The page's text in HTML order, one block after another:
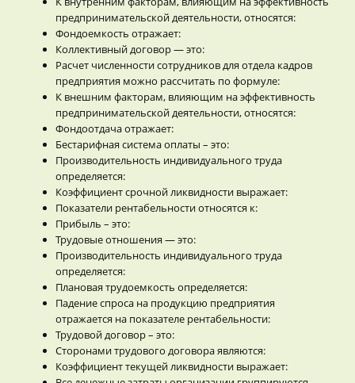
предпринимательской деятельности, относятся:
Фондоемкость отражает:
Коллективный договор — это:
Расчет численности сотрудников для отдела кадров
предприятия можно рассчитать по формуле:
К внешним факторам, влияющим на эффективность
предпринимательской деятельности, относятся:
Фондоотдача отражает:
Бестарифная система оплаты – это:
Производительность индивидуального труда
определяется:
Коэффициент срочной ликвидности выражает:
Показатели рентабельности относятся к:
Прибыль – это:
Трудовые отношения — это:
Производительность индивидуального труда
определяется:
Плановая трудоемкость определяется:
Падение спроса на продукцию предприятия
отражается на показателе рентабельности:
Трудовой договор – это:
Сторонами трудового договора являются:
Коэффициент текущей ликвидности выражает: